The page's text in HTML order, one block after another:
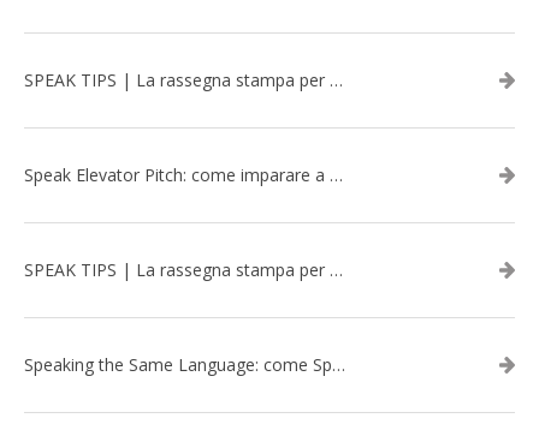
SPEAK TIPS | La rassegna stampa per migliorare l’inglese - marzo 2026
Speak Elevator Pitch: come imparare a gestire una presentazione in inglese
SPEAK TIPS | La rassegna stampa per migliorare l’inglese - febbraio 2026
Speaking the Same Language: come Speak aiuta a rafforzare i team attraverso il Team Building in inglese